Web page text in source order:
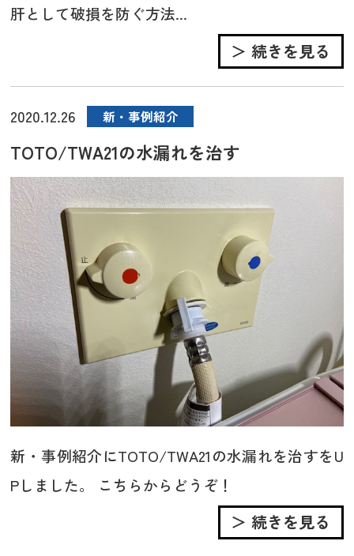
肝として破損を防ぐ方法...
＞ 続きを見る
2020.12.26 新・事例紹介
TOTO/TWA21の水漏れを治す
新・事例紹介にTOTO/TWA21の水漏れを治すをU
Pしました。 こちらからどうぞ！
＞ 続きを見る